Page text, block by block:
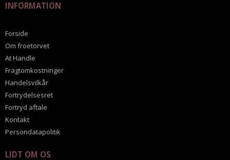
INFORMATION
Forside
Om froetorvet
At Handle
Fragtomkostninger
Handelsvilkår
Fortrydelsesret
Fortryd aftale
Kontakt
Persondatapolitik
LIDT OM OS